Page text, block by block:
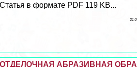
Статья в формате PDF 119 KB...
21
ОТДЕЛОЧНАЯ АБРАЗИВНАЯ